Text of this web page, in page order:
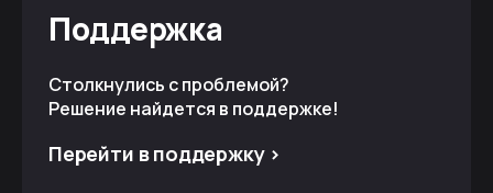
Поддержка
Столкнулись с проблемой?
Решение найдется в поддержке!
Перейти в поддержку >